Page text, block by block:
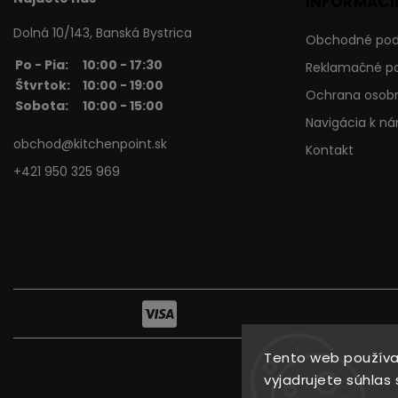
Tento web
vyjadrujete súhlas
Dolná 10/143, Banská Bystrica
Po - Pia:
10:00 - 17:30
Štvrtok:
10:00 - 19:00
Sobota:
10:00 - 15:00
obchod@kitchenpoint.sk
+421 950 325 969
Obchodné
Reklamačné
Ochrana
Navigácia k
Kontakt